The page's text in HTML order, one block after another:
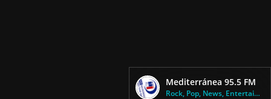
Mediterránea 95.5 FM
Rock, Pop, News, Entertainment...